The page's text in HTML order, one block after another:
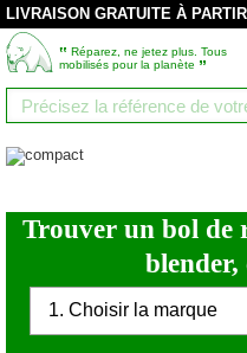
LIVRAISON GRATUITE À
‟ Réparez, ne jetez plus. Tous
mobilisés pour la planète ”
Trouver un bol
blender,
1. Choisir la marque